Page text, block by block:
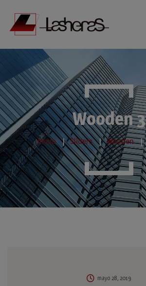
Wooden 3
Inicio Sliders Wooden
mayo 28, 2019